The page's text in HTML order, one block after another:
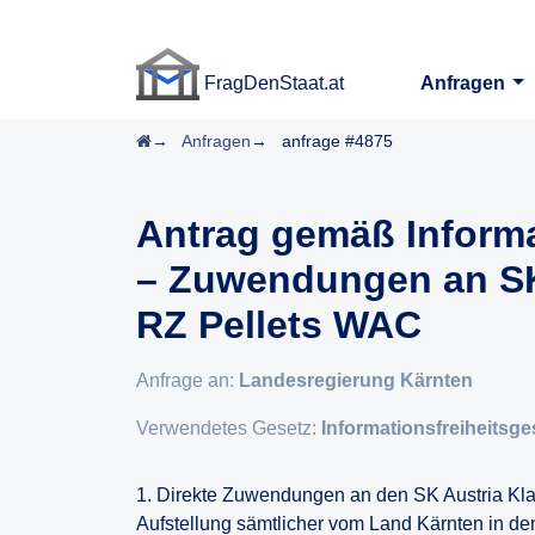
FragDenStaat.at
Anfragen
Startseite
Anfragen anfrage #4875
Antrag gemäß
– Zuwendungen an
RZ Pellets WAC
Anfrage an: Landesregierung Kärnten
Verwendetes Gesetz:
1. Direkte Zuwendungen an den SK Austria
Aufstellung sämtlicher vom Land Kärnten in